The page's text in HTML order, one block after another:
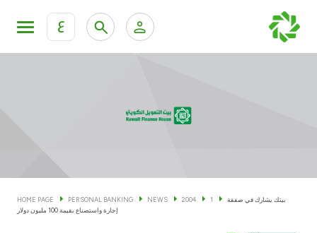
ع
KFH Online Corporate Banking Services
Cards
Banking Tiers
HOME PAGE PERSONAL BANKING NEWS 2004 1
بيتك يشارك في صفقة
إجارة واستصناع بقيمة 100 مليون دولار